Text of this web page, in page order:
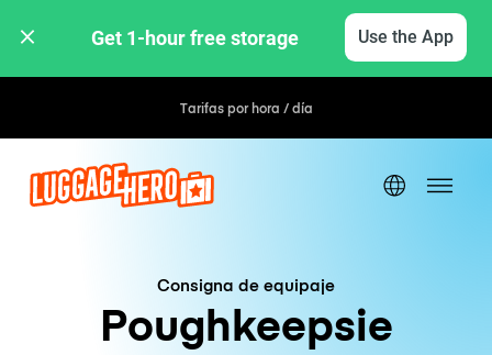
Get 1-hour free storage Use the App
Tarifas por hora / día
Consigna de equipaje
Poughkeepsie